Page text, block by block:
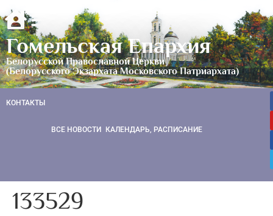
Гомельская Епархия
Белорусской Православной Церкви
(Белорусского Экзархата Московского Патриархата)
КОНТАКТЫ
ВСЕ НОВОСТИ КАЛЕНДАРЬ, РАСПИСАНИЕ
133529